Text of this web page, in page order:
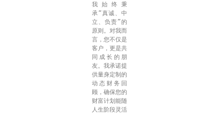
我始终秉
承“真诚、中
立、负责”的
原则。对我而
言，您不仅是
客户，更是共
同成长的朋
友。我承诺提
供量身定制的
动态财务回
顾，确保您的
财富计划能随
人生阶段灵活